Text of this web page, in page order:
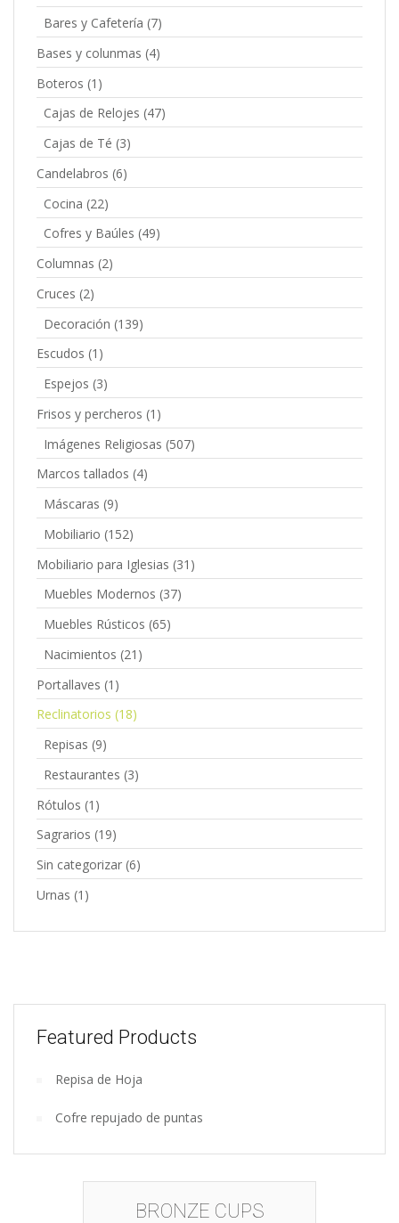
Bares y Cafetería (7)
Bases y colunmas (4)
Boteros (1)
Cajas de Relojes (47)
Cajas de Té (3)
Candelabros (6)
Cocina (22)
Cofres y Baúles (49)
Columnas (2)
Cruces (2)
Decoración (139)
Escudos (1)
Espejos (3)
Frisos y percheros (1)
Imágenes Religiosas (507)
Marcos tallados (4)
Máscaras (9)
Mobiliario (152)
Mobiliario para Iglesias (31)
Muebles Modernos (37)
Muebles Rústicos (65)
Nacimientos (21)
Portallaves (1)
Reclinatorios (18)
Repisas (9)
Restaurantes (3)
Rótulos (1)
Sagrarios (19)
Sin categorizar (6)
Urnas (1)
Wooden
kitchen
tools
Featured Products
Repisa de Hoja
Cofre repujado de puntas
BRONZE CUPS